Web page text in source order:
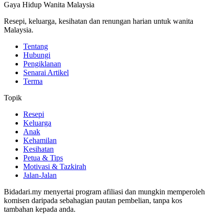
Gaya Hidup Wanita Malaysia
Resepi, keluarga, kesihatan dan renungan harian untuk wanita
Malaysia.
Tentang
Hubungi
Pengiklanan
Senarai Artikel
Terma
Topik
Resepi
Keluarga
Anak
Kehamilan
Kesihatan
Petua & Tips
Motivasi & Tazkirah
Jalan-Jalan
Bidadari.my menyertai program afiliasi dan mungkin memperoleh
komisen daripada sebahagian pautan pembelian, tanpa kos
tambahan kepada anda.